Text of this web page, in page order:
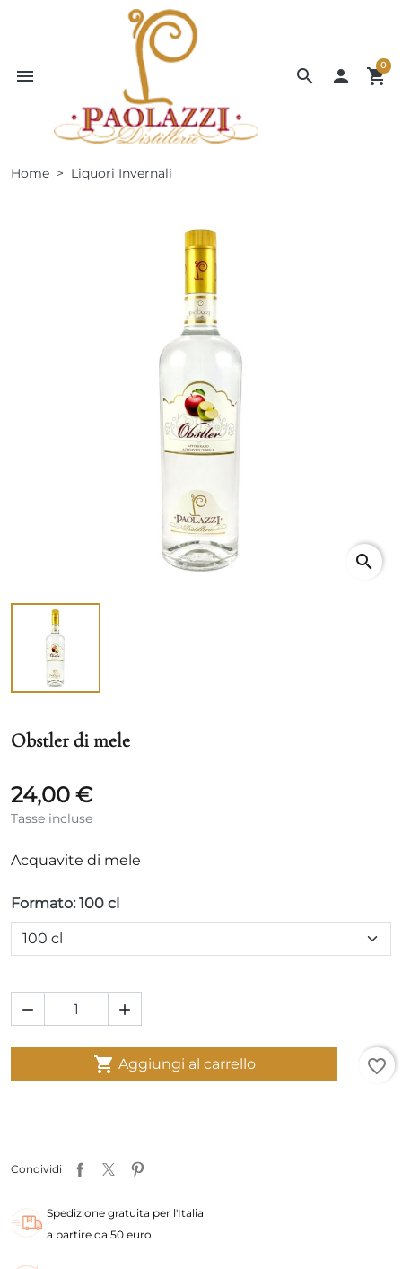
search
menu  shopping_cart
0
Home Liquori Invernali
search
Obstler di mele
24,00 €
Tasse incluse
Acquavite di mele
Formato: 100 cl
 
 Aggiungi al carrello favorite_border
Condividi
Spedizione gratuita per l'Italia
a partire da 50 euro